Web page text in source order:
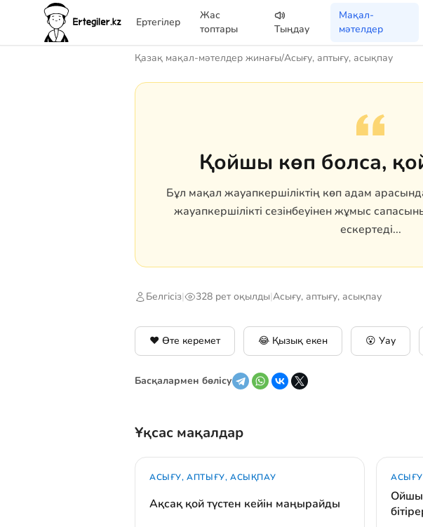
Ертегілер
Жас
топтары
Тыңдау
Мақал-
мәтелдер
Қазақ мақал-мәтелдер жинағы/Асығу, аптығу, асықпау
Қойшы көп болса,
Бұл мақал жауапкершіліктің көп адам
жауапкершілікті сезінбеуінен жұмыс
ескертеді...
Белгісіз| 328 рет оқылды|Асығу, аптығу, асықпау
❤️ Өте керемет 😂 Қызық екен 😮 Уау
Басқалармен бөлісу
Ұқсас мақалдар
АСЫҒУ, АПТЫҒУ, АСЫҚПАУ
Ақсақ қой түстен кейін маңырайды
Ойшы